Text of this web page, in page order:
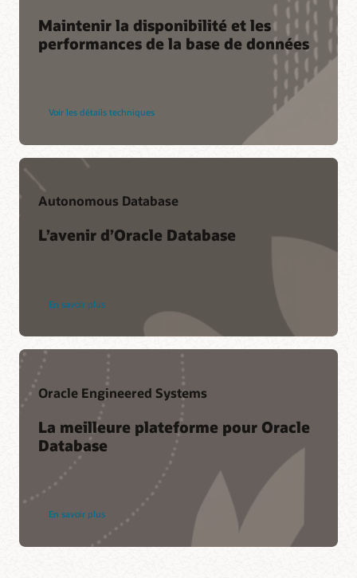
Maintenir la disponibilité et les
performances de la base de données
Voir les détails techniques
Autonomous Database
L’avenir d’Oracle Database
En savoir plus
Oracle Engineered Systems
La meilleure plateforme pour Oracle
Database
En savoir plus